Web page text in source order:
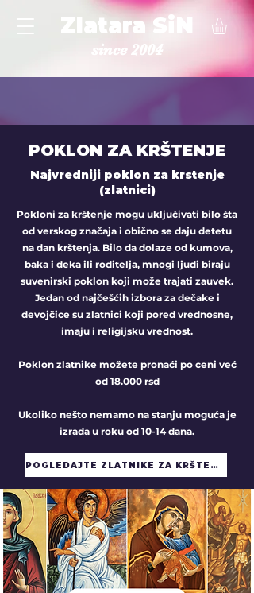
Zlatara SiN
since 2004
POKLON ZA KRŠTENJE
Najvredniji poklon za krstenje
(zlatnici)
Pokloni za krštenje mogu uključivati bilo šta
od verskog značaja i obično se daju detetu
na dan krštenja. Bilo da dolaze od kumova,
baka i deka ili roditelja, mnogi ljudi biraju
suvenirski poklon koji može trajati zauvek.
Jedan od najčešćih izbora za dečake i
devojčice su zlatnici koji pored vrednosne,
imaju i religijsku vrednost.
Poklon zlatnike možete pronaći po ceni već
od 18.000 rsd
Ukoliko nešto nemamo na stanju moguća je
izrada u roku od 10-14 dana.
POGLEDAJTE ZLATNIKE ZA KRŠTENJE